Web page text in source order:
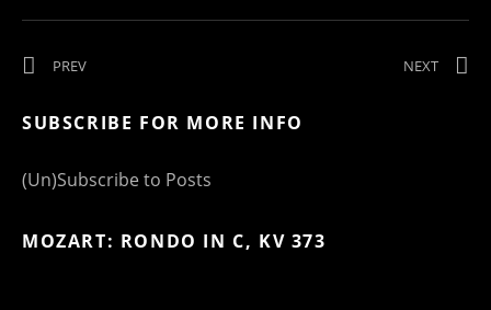
Beitrags-Navigation
PREVPOST: WILLKOMMEN NEXTPOST:
SUBSCRIBE FOR MORE INFO
(Un)Subscribe to Posts
MOZART: RONDO IN C, KV 373